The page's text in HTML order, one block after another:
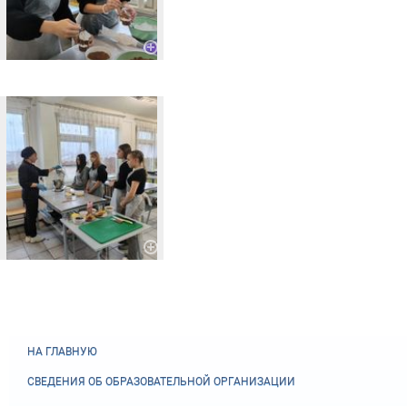
НА ГЛАВНУЮ
СВЕДЕНИЯ ОБ ОБРАЗОВАТЕЛЬНОЙ ОРГАНИЗАЦИИ